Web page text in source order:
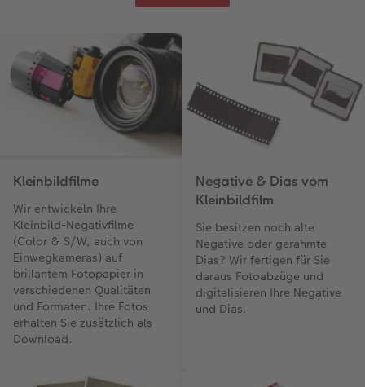
Kleinbildfilme
Wir entwickeln Ihre
Kleinbild-Negativfilme
(Color & S/W, auch von
Einwegkameras) auf
brillantem Fotopapier in
verschiedenen Qualitäten
und Formaten. Ihre Fotos
erhalten Sie zusätzlich als
Download.
Negative & Dias vom
Kleinbildfilm
Sie besitzen noch alte
Negative oder gerahmte
Dias? Wir fertigen für Sie
daraus Fotoabzüge und
digitalisieren Ihre Negative
und Dias.